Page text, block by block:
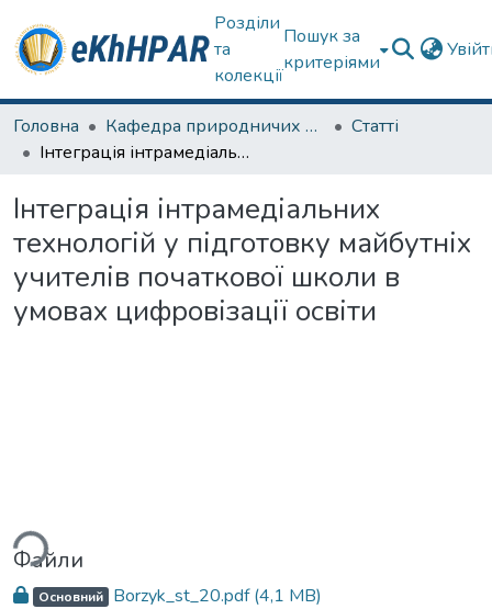
Розділи
та
колекції
Пошук за
критеріями
Головна Кафедра природничих наук та здоров'язбереження
Статті
Інтеграція інтрамедіальних технологій у підготовку майбутніх учителів початкової школи в умовах цифровізації освіти
Інтеграція інтрамедіальних
технологій у підготовку майбутніх
учителів початкової школи в
умовах цифровізації освіти
Файли
Основний Borzyk_st_20.pdf(4,1 MB)